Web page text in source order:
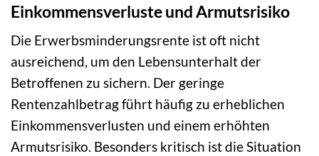
Einkommensverluste und Armutsrisiko
Die Erwerbsminderungsrente ist oft nicht
ausreichend, um den Lebensunterhalt der
Betroffenen zu sichern. Der geringe
Rentenzahlbetrag führt häufig zu erheblichen
Einkommensverlusten und einem erhöhten
Armutsrisiko. Besonders kritisch ist die Situation